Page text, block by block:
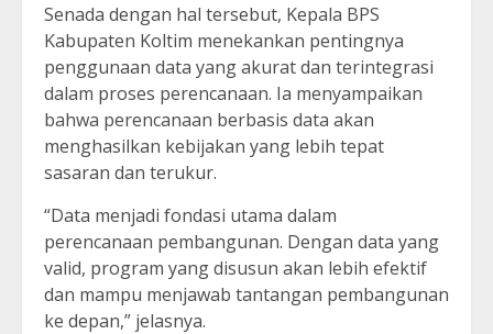
Senada dengan hal tersebut, Kepala BPS
Kabupaten Koltim menekankan pentingnya
penggunaan data yang akurat dan terintegrasi
dalam proses perencanaan. Ia menyampaikan
bahwa perencanaan berbasis data akan
menghasilkan kebijakan yang lebih tepat
sasaran dan terukur.
“Data menjadi fondasi utama dalam
perencanaan pembangunan. Dengan data yang
valid, program yang disusun akan lebih efektif
dan mampu menjawab tantangan pembangunan
ke depan,” jelasnya.